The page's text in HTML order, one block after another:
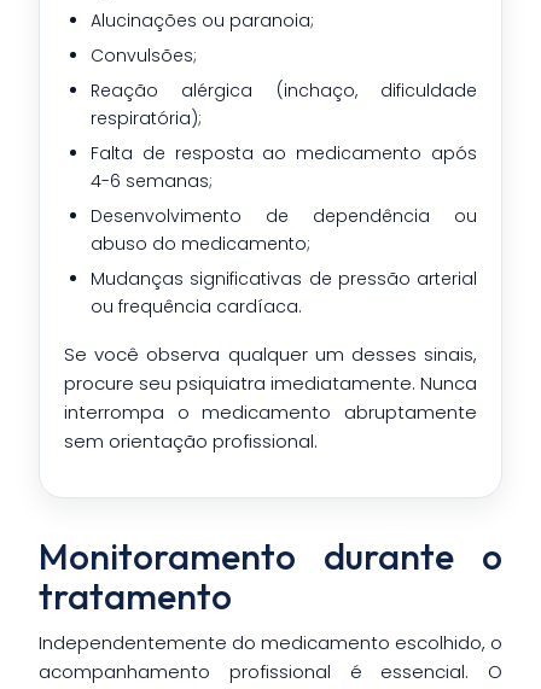
Alucinações ou paranoia;
Convulsões;
Reação alérgica (inchaço, dificuldade
respiratória);
Falta de resposta ao medicamento após
4-6 semanas;
Desenvolvimento de dependência ou
abuso do medicamento;
Mudanças significativas de pressão arterial
ou frequência cardíaca.
Se você observa qualquer um desses sinais,
procure seu psiquiatra imediatamente. Nunca
interrompa o medicamento abruptamente
sem orientação profissional.
Monitoramento durante o
tratamento
Independentemente do medicamento escolhido, o
acompanhamento profissional é essencial. O